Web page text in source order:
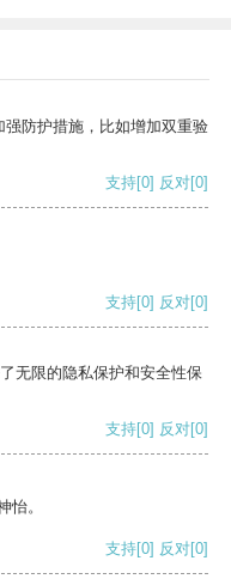
防护措施，比如增加双重验
支持[0] 反对[0]
支持[0] 反对[0]
无限的隐私保护和安全性保
支持[0] 反对[0]
怡。
支持[0] 反对[0]